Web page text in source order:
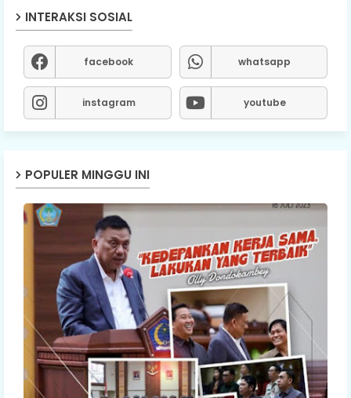
INTERAKSI SOSIAL
facebook whatsapp
instagram youtube
POPULER MINGGU INI